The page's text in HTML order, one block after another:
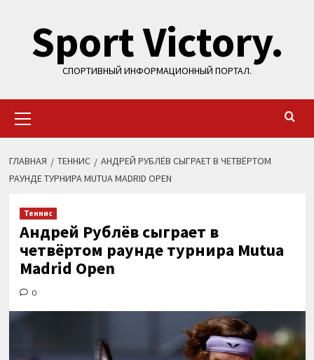
содержимому
Sport Victory.
СПОРТИВНЫЙ ИНФОРМАЦИОННЫЙ ПОРТАЛ.
меню
ГЛАВНАЯ ТЕННИС
АНДРЕЙ РУБЛЁВ СЫГРАЕТ В ЧЕТВЁРТОМ
РАУНДЕ ТУРНИРА MUTUA MADRID OPEN
Теннис
Андрей Рублёв сыграет в
четвёртом раунде турнира Mutua
Madrid Open
0